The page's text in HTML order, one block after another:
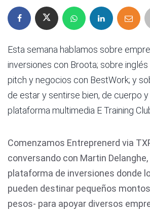
Esta semana hablamos sobre
inversiones con Broota; sobre inglés
pitch y negocios con BestWork; y
de estar y sentirse bien, de cuerpo y
plataforma multimedia E Training
Comenzamos Entreprenerd via
conversando con Martin Delanghe,
plataforma de inversiones donde
pueden destinar pequeños
pesos- para apoyar diversos